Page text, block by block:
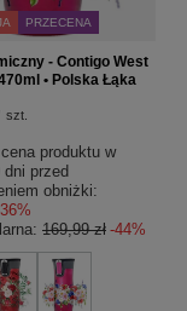
PRZECENA
- Contigo West
• Polska Łąka
szt.
produktu w
przed
obniżki:
169,99 zł -44%